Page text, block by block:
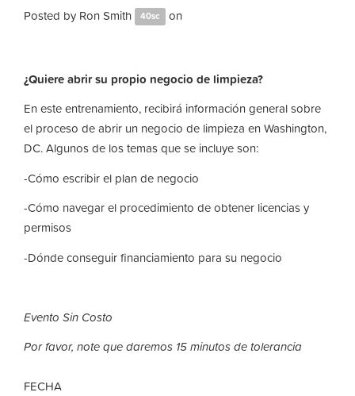
Posted by Ron Smith 40sc on
¿Quiere abrir su propio negocio de limpieza?
En este entrenamiento, recibirá información general sobre
el proceso de abrir un negocio de limpieza en Washington,
DC. Algunos de los temas que se incluye son:
-Cómo escribir el plan de negocio
-Cómo navegar el procedimiento de obtener licencias y
permisos
-Dónde conseguir financiamiento para su negocio
Evento Sin Costo
Por favor, note que daremos 15 minutos de tolerancia
FECHA